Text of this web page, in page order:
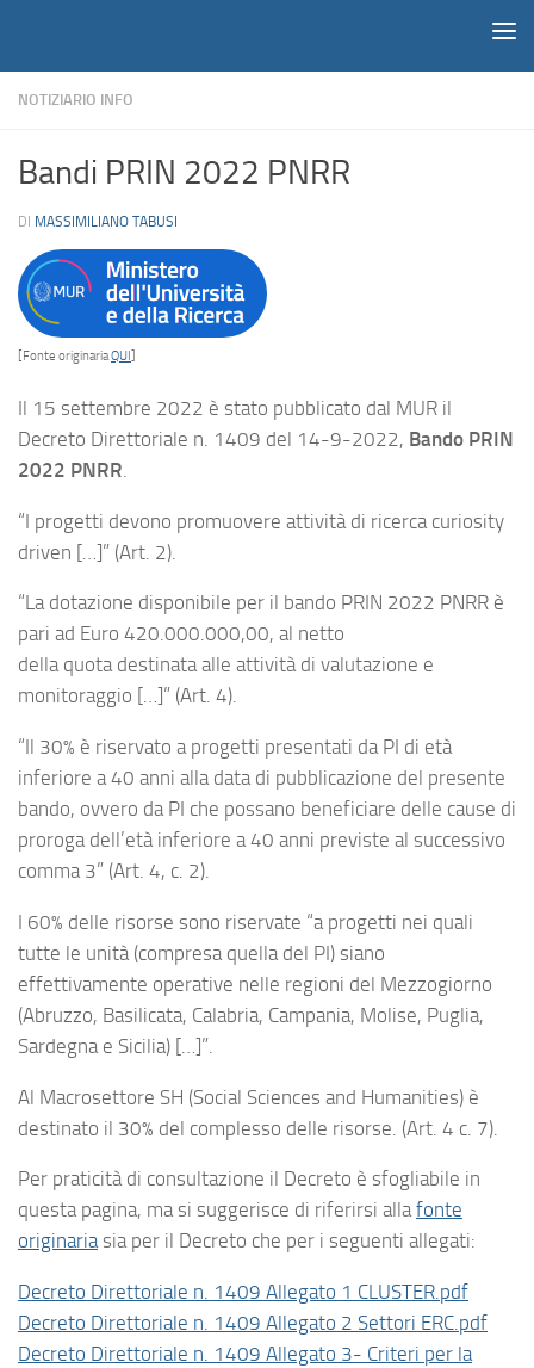
NOTIZIARIO INFO
Bandi PRIN 2022 PNRR
DI MASSIMILIANO TABUSI
[Fonte originariaQUI
Il 15 settembre 2022 è stato pubblicato dal MUR il
Decreto Direttoriale n. 1409 del 14-9-2022, Bando PRIN
2022 PNRR.
“I progetti devono promuovere attività di ricerca curiosity
driven […]” (Art. 2).
“La dotazione disponibile per il bando PRIN 2022 PNRR è
pari ad Euro 420.000.000,00, al netto
della quota destinata alle attività di valutazione e
monitoraggio […]” (Art. 4).
“Il 30% è riservato a progetti presentati da PI di età
inferiore a 40 anni alla data di pubblicazione del presente
bando, ovvero da PI che possano beneficiare delle cause di
proroga dell’età inferiore a 40 anni previste al successivo
comma 3” (Art. 4, c. 2).
I 60% delle risorse sono riservate “a progetti nei quali
tutte le unità (compresa quella del PI) siano
effettivamente operative nelle regioni del Mezzogiorno
(Abruzzo, Basilicata, Calabria, Campania, Molise, Puglia,
Sardegna e Sicilia) […]”.
Al Macrosettore SH (Social Sciences and Humanities) è
destinato il 30% del complesso delle risorse. (Art. 4 c. 7).
Per praticità di consultazione il Decreto è sfogliabile in
questa pagina, ma si suggerisce di riferirsi allafonte
originariasia per il Decreto che per i seguenti allegati:
Decreto Direttoriale n. 1409 Allegato 1 CLUSTER.pdf
Decreto Direttoriale n. 1409 Allegato 2 Settori ERC.pdf
Decreto Direttoriale n. 1409 Allegato 3- Criteri per la